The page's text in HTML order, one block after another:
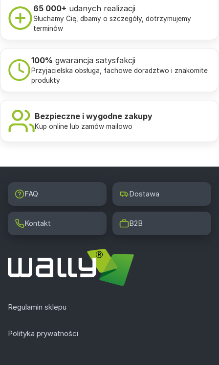
65 000+ udanych realizacji
Słuchamy Cię, dbamy o szczegóły, dotrzymujemy
terminów
100% gwarancja satysfakcji
Przyjacielska obsługa, fachowe doradztwo i znakomite
produkty
Bezpieczne i wygodne zakupy
Kup online lub zamów mailowo
FAQ Dostawa
Kontakt B2B
Regulamin sklepu
Polityka prywatności